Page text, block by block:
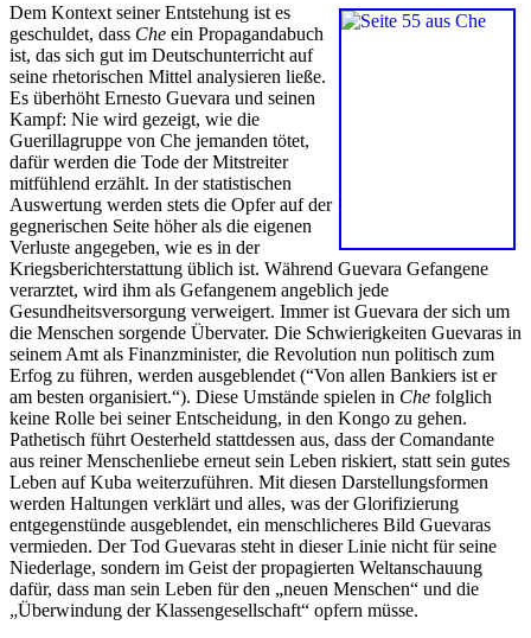
Dem Kontext seiner Entstehung ist es
geschuldet, dass Che ein Propagandabuch
ist, das sich gut im Deutschunterricht auf
seine rhetorischen Mittel analysieren ließe.
Es überhöht Ernesto Guevara und seinen
Kampf: Nie wird gezeigt, wie die
Guerillagruppe von Che jemanden tötet,
dafür werden die Tode der Mitstreiter
mitfühlend erzählt. In der statistischen
Auswertung werden stets die Opfer auf der
gegnerischen Seite höher als die eigenen
Verluste angegeben, wie es in der
Kriegsberichterstattung üblich ist. Während Guevara Gefangene
verarztet, wird ihm als Gefangenem angeblich jede
Gesundheitsversorgung verweigert. Immer ist Guevara der sich um
die Menschen sorgende Übervater. Die Schwierigkeiten Guevaras in
seinem Amt als Finanzminister, die Revolution nun politisch zum
Erfog zu führen, werden ausgeblendet (“Von allen Bankiers ist er
am besten organisiert.“). Diese Umstände spielen in Che folglich
keine Rolle bei seiner Entscheidung, in den Kongo zu gehen.
Pathetisch führt Oesterheld stattdessen aus, dass der Comandante
aus reiner Menschenliebe erneut sein Leben riskiert, statt sein gutes
Leben auf Kuba weiterzuführen. Mit diesen Darstellungsformen
werden Haltungen verklärt und alles, was der Glorifizierung
entgegenstünde ausgeblendet, ein menschlicheres Bild Guevaras
vermieden. Der Tod Guevaras steht in dieser Linie nicht für seine
Niederlage, sondern im Geist der propagierten Weltanschauung
dafür, dass man sein Leben für den „neuen Menschen“ und die
„Überwindung der Klassengesellschaft“ opfern müsse.